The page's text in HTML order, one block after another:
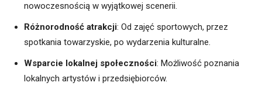
nowoczesnością w wyjątkowej scenerii.
Różnorodność atrakcji: Od zajęć sportowych, przez
spotkania towarzyskie, po wydarzenia kulturalne.
Wsparcie lokalnej społeczności: Możliwość poznania
lokalnych artystów i przedsiębiorców.